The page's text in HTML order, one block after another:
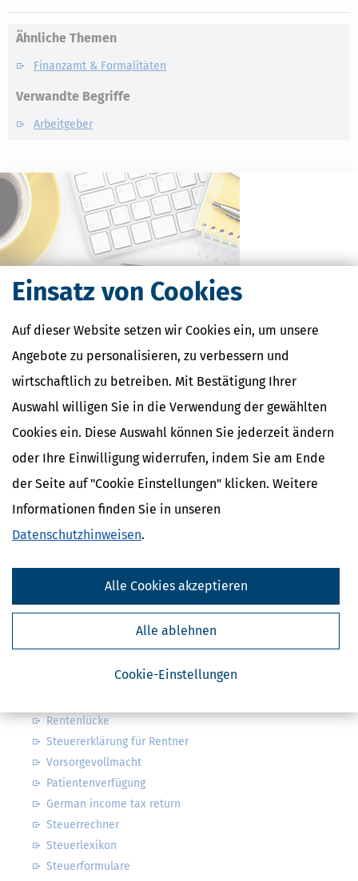
Einsatz von Cookies
Auf dieser Website setzen wir Cookies ein, um unsere
Angebote zu personalisieren, zu verbessern und
wirtschaftlich zu betreiben. Mit Bestätigung Ihrer
Auswahl willigen Sie in die Verwendung der gewählten
Cookies ein. Diese Auswahl können Sie jederzeit ändern
oder Ihre Einwilligung widerrufen, indem Sie am Ende
der Seite auf "Cookie Einstellungen" klicken. Weitere
Informationen finden Sie in unseren
Datenschutzhinweisen.
Cookie-Einstellungen
Alle ablehnen
Alle Cookies akzeptieren
Ähnliche Themen
Finanzamt & Formalitäten
Verwandte Begriffe
Arbeitgeber
Kostenlose Steuertipps & News
Absenden
Steuertipps
Steuertipps Selbstständige
Geldtipps
Ja, ich möchte die kostenlosen Newsletter
von Steuertipps abonnieren. Die
Meine Einwilligung kann ich jederzeit durch
Abbestellung des Newsletters widerrufen.
Steuer: was ist alles absetzbar?
Arbeitszimmer & weitere Werbungskosten
Steuersoftware
Rentenlücke
Steuererklärung für Rentner
Vorsorgevollmacht
Patientenverfügung
German income tax return
Steuerrechner
Steuerlexikon
Steuerformulare